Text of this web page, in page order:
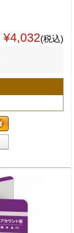
¥4,032(税込)